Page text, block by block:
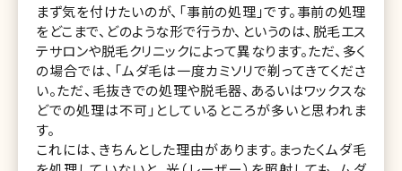
まず気を付けたいのが、「事前の処理」です。事前の処理
をどこまで、どのような形で行うか、というのは、脱毛エス
テサロンや脱毛クリニックによって異なります。ただ、多く
の場合では、「ムダ毛は一度カミソリで剃ってきてくださ
い。ただ、毛抜きでの処理や脱毛器、あるいはワックスな
どでの処理は不可」としているところが多いと思われま
す。
これには、きちんとした理由があります。まったくムダ毛